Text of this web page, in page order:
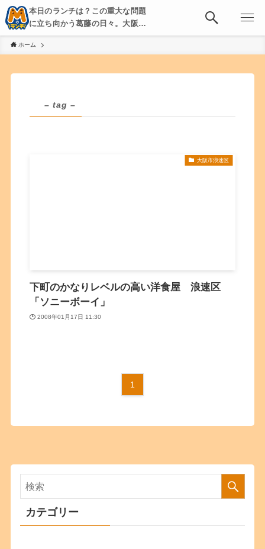
本日のランチは？この重大な問題
に立ち向かう葛藤の日々。大阪・
京都・神戸を中心とした食べ歩
き、飲み歩きを綴る。
ホーム
– tag –
大阪市浪速区
下町のかなりレベルの高い洋食屋 浪速区
「ソニーボーイ」
2008年01月17日 11:30
1
カテゴリー